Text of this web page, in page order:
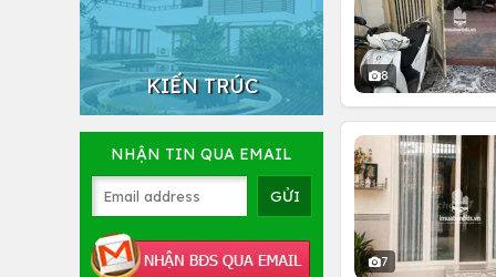
KIẾN TRÚC
NHẬN TIN QUA EMAIL
8
7